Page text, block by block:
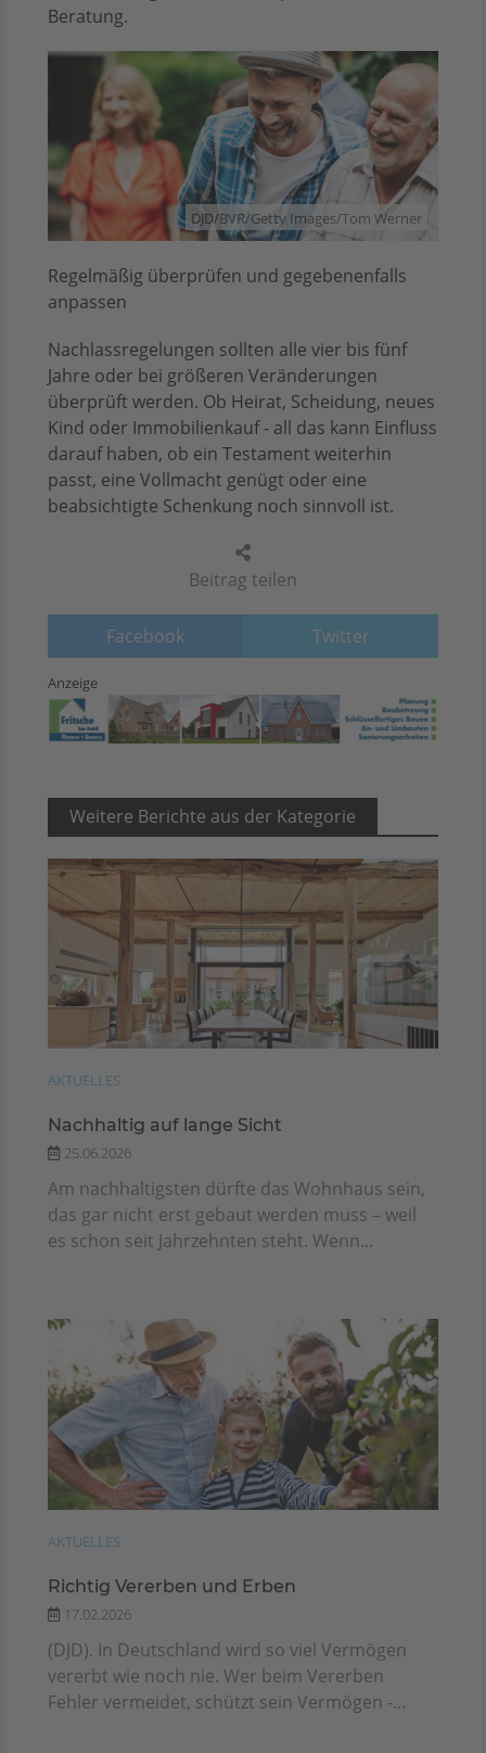
Beitrag teilen
Facebook Twitter
Beratung.
DJD/BVR/Getty Images/Tom Werner
Regelmäßig überprüfen und gegebenenfalls
anpassen
Nachlassregelungen sollten alle vier bis fünf
Jahre oder bei größeren Veränderungen
überprüft werden. Ob Heirat, Scheidung, neues
Kind oder Immobilienkauf - all das kann Einfluss
darauf haben, ob ein Testament weiterhin
passt, eine Vollmacht genügt oder eine
beabsichtigte Schenkung noch sinnvoll ist.
Anzeige
Weitere Berichte aus der Kategorie
AKTUELLES
Nachhaltig auf lange Sicht
25.06.2026
Am nachhaltigsten dürfte das Wohnhaus sein,
das gar nicht erst gebaut werden muss – weil
es schon seit Jahrzehnten steht. Wenn...
AKTUELLES
Richtig Vererben und Erben
17.02.2026
(DJD). In Deutschland wird so viel Vermögen
vererbt wie noch nie. Wer beim Vererben
Fehler vermeidet, schützt sein Vermögen -...